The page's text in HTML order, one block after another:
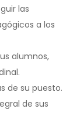
las
a los
alumnos,
de su puesto.
de sus